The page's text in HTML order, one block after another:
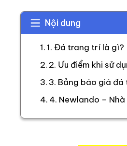
Nội dung
1. Đá trang trí là gì?
2. Ưu điểm khi sử
3. Bảng báo giá
4. Newlando –